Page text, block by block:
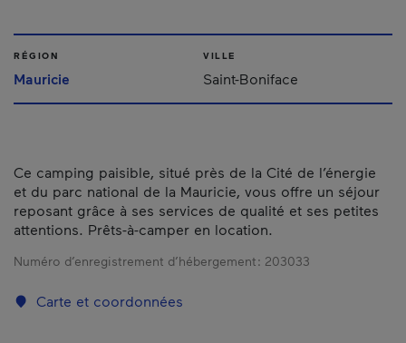
RÉGION
Mauricie
VILLE
Saint-Boniface
Ce camping paisible, situé près de la Cité de l’énergie
et du parc national de la Mauricie, vous offre un séjour
reposant grâce à ses services de qualité et ses petites
attentions. Prêts-à-camper en location.
Numéro d’enregistrement d’hébergement : 203033
Carte et coordonnées